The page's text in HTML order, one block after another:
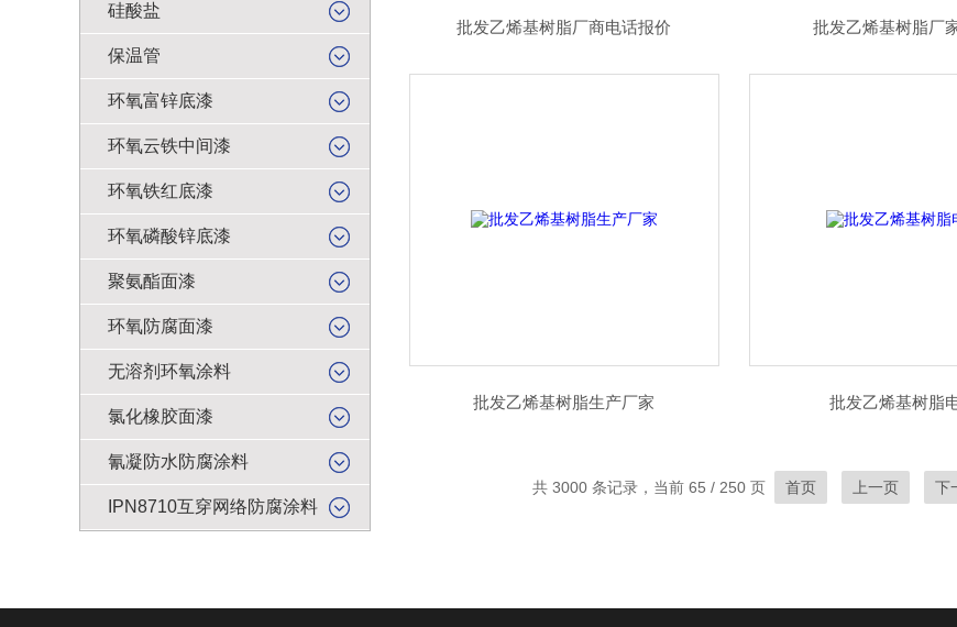
硅酸盐
保温管
环氧富锌底漆
环氧云铁中间漆
环氧铁红底漆
环氧磷酸锌底漆
聚氨酯面漆
环氧防腐面漆
无溶剂环氧涂料
氯化橡胶面漆
氰凝防水防腐涂料
IPN8710互穿网络防腐涂料
批发乙烯基树脂厂商电话报价 批发乙烯基树脂厂
批发乙烯基树脂生产厂家 批发乙烯基树脂
共 3000 条记录，当前 65 / 250 页 首页 上一页 下